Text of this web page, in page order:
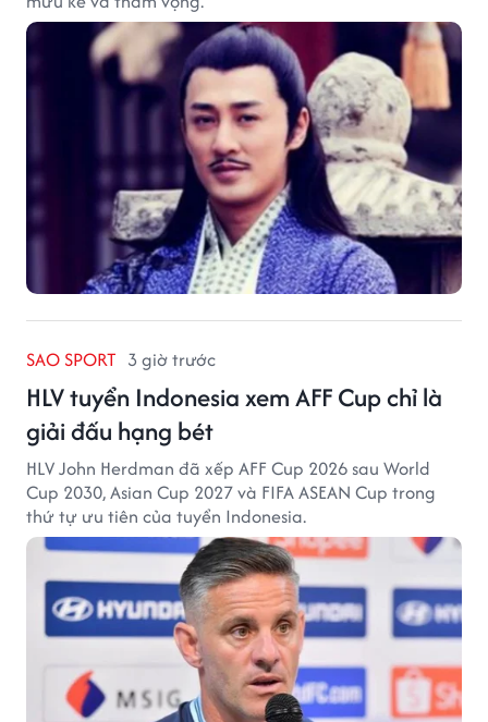
SAO SPORT 3 giờ trước
HLV tuyển Indonesia xem AFF Cup chỉ là
giải đấu hạng bét
HLV John Herdman đã xếp AFF Cup 2026 sau World
Cup 2030, Asian Cup 2027 và FIFA ASEAN Cup trong
thứ tự ưu tiên của tuyển Indonesia.